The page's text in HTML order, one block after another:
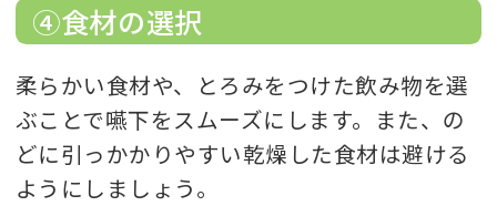
④食材の選択
柔らかい食材や、とろみをつけた飲み物を選
ぶことで嚥下をスムーズにします。また、の
どに引っかかりやすい乾燥した食材は避ける
ようにしましょう。